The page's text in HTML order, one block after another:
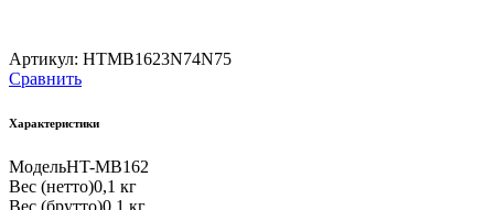
Артикул: HTMB1623N74N75
Сравнить
Характеристики
МодельHT-MB162
Вес (нетто)0,1 кг
Вес (брутто)0,1 кг